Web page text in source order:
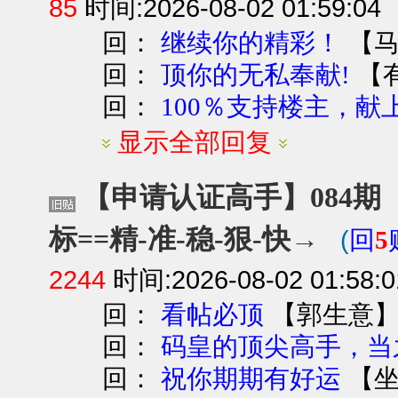
85 时间:2026-08-02 01:59:04
回：继续你的精彩！ 【
回：顶你的无私奉献! 【
回： 100％支持楼主，献
显示全部回复
【申请认证高手】084
标==精-准-稳-狠-快→
(回5
2244 时间:2026-08-02
回：看帖必顶 【郭生意
回：码皇的顶尖高手，
回：祝你期期有好运 【